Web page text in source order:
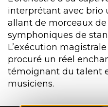
interprétant avec brio
allant de morceaux
symphoniques de
L’exécution
procuré un réel
témoignant du talent
musiciens.